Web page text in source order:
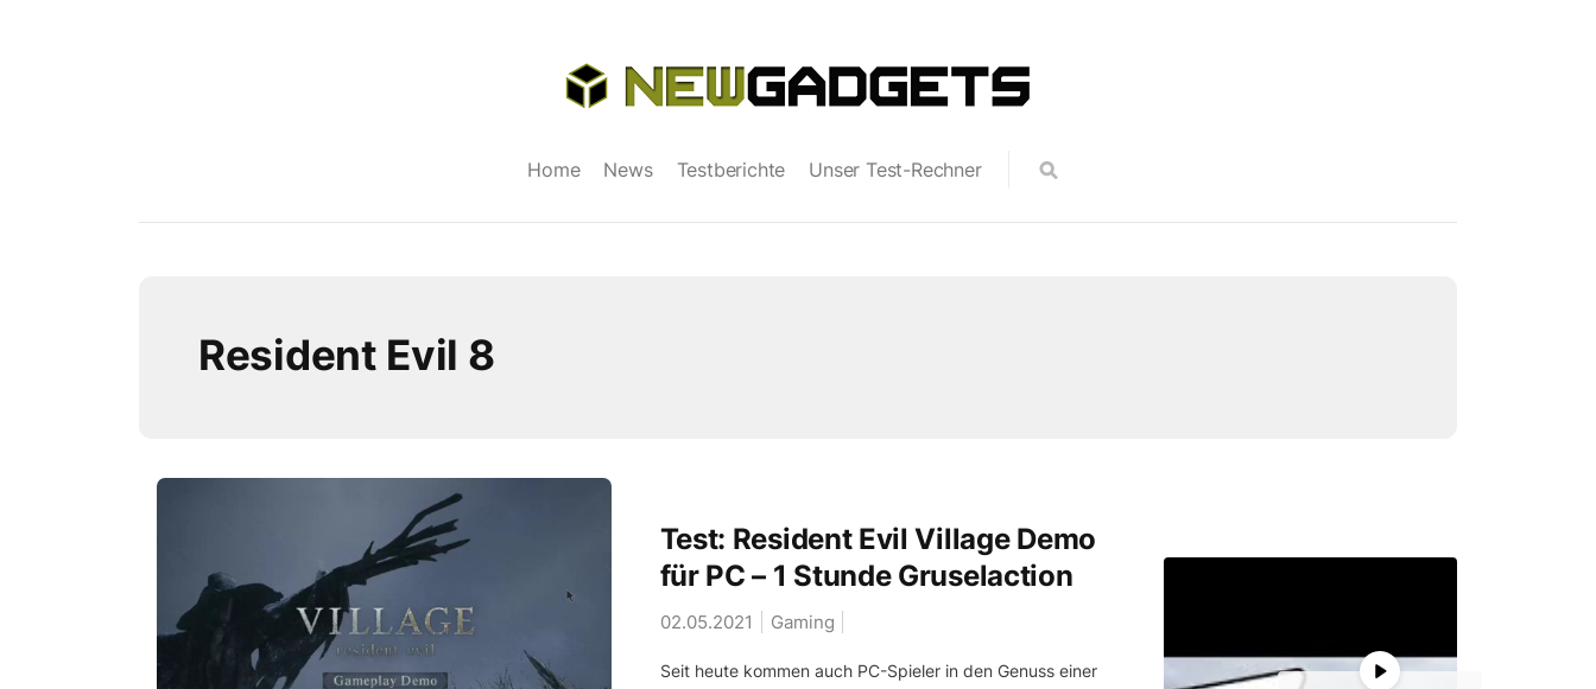
Home News Testberichte Unser Test-Rechner
Resident Evil 8
Test: Resident Evil Village Demo
für PC – 1 Stunde Gruselaction
02.05.2021 Gaming
Seit heute kommen auch PC-Spieler in den Genuss einer